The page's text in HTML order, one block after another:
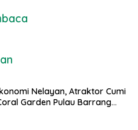
Nelayan, Atraktor Cumi
Garden Pulau Barrang